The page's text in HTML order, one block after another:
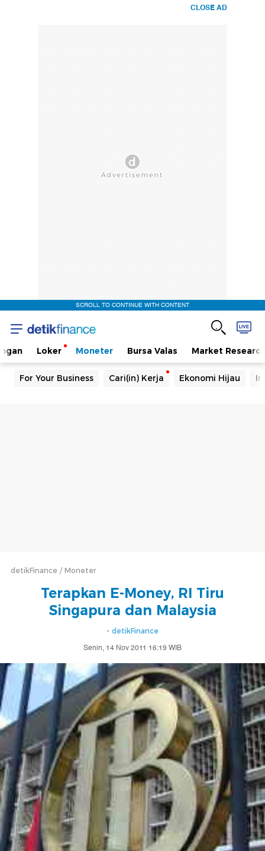
CLOSE AD
SCROLL TO CONTINUE WITH CONTENT
Loker Moneter Bursa Valas Market Research
For Your Business Cari(in) Kerja Ekonomi Hijau
detikFinance Moneter
Terapkan E-Money, RI Tiru
Singapura dan Malaysia
- detikFinance
Senin, 14 Nov 2011 16:19 WIB